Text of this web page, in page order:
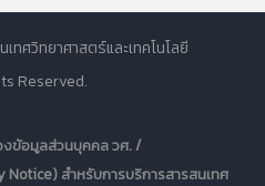
ทศวิทยาศาสตร์และเทคโนโลยี
Reserved.
งข้อมูลส่วนบุคคล วศ. /
Notice) สำหรับการบริการสารสนเทศ